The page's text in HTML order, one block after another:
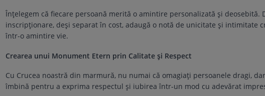
Înțelegem că fiecare persoană merită o amintire personalizată și
inscripționare, deși separat în cost, adaugă o notă de unicitate și intimitate
într-o amintire vie.
Crearea unui Monument Etern prin Calitate și Respect
Cu Crucea noastră din marmură, nu numai că omagiați persoanele dragi,
îmbină pentru a exprima respectul și iubirea într-un mod cu adevărat